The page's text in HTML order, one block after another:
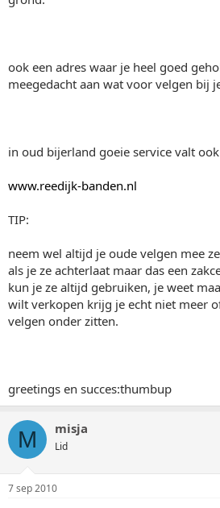
ook een adres waar je heel goed
meegedacht aan wat voor velgen bij
in oud bijerland goeie service valt
www.reedijk-banden.nl
TIP:
neem wel altijd je oude velgen mee
als je ze achterlaat maar das een
kun je ze altijd gebruiken, je weet
wilt verkopen krijg je echt niet meer
velgen onder zitten.
greetings en succes:thumbup
M misja
Lid
7 sep 2010